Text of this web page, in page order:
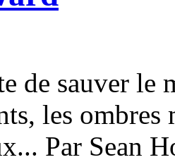
de sauver le
les ombres
Par Sean